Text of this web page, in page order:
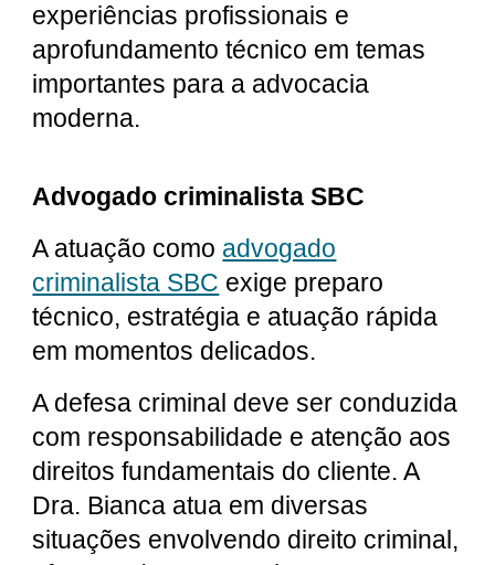
experiências profissionais e
aprofundamento técnico em temas
importantes para a advocacia
moderna.
Advogado criminalista SBC
A atuação como advogado
criminalista SBC exige preparo
técnico, estratégia e atuação rápida
em momentos delicados.
A defesa criminal deve ser conduzida
com responsabilidade e atenção aos
direitos fundamentais do cliente. A
Dra. Bianca atua em diversas
situações envolvendo direito criminal,